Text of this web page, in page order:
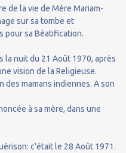
de la vie de Mère Mariam-
sur sa tombe et
pour sa Béatification.
la nuit du 21 Août 1970, après
vision de la Religieuse.
des mamans indiennes. A son
à sa mère, dans une
c'était le 28 Août 1971.